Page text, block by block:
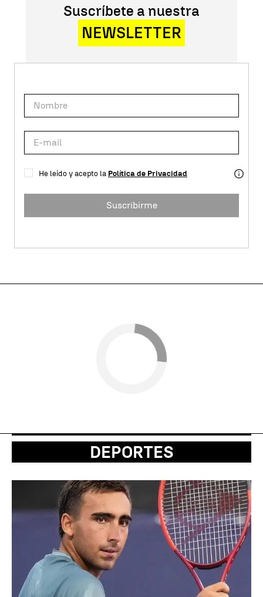
Suscríbete a nuestra
NEWSLETTER
He leído y acepto la Política de Privacidad
Suscribirme
DEPORTES